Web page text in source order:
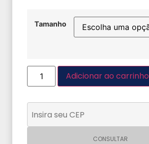
Tamanho
Adicionar ao carrinho
CONSULTAR